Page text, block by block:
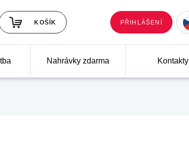
KOŠÍK PŘIHLÁŠENÍ
Nahrávky zdarma Kontakty